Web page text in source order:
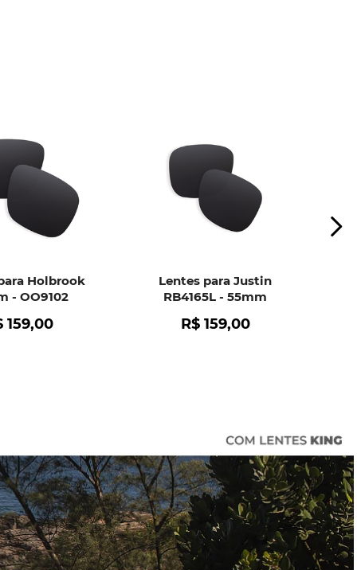
Holbrook
- OO9102
159,00
Lentes para Justin
RB4165L - 55mm
R$ 159,00